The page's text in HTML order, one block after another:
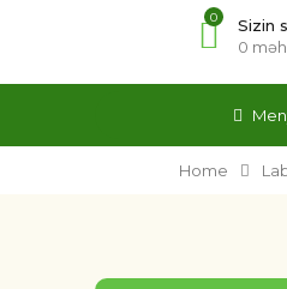
0
Sizin
0
Home